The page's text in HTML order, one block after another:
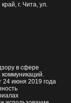
г. Чита ул.
в сфере
июня 2019 года